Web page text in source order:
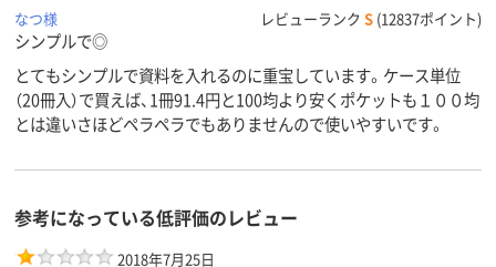
なつ様
レビューランク S (12837ポイント)
シンプルで◎
とてもシンプルで資料を入れるのに重宝しています。ケース単位
（20冊入）で買えば、1冊91.4円と100均より安くポケットも１００均
とは違いさほどペラペラでもありませんので使いやすいです。
参考になっている低評価のレビュー
2018年7月25日